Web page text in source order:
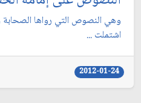
وهي النصوص التي رواها الصحابة
اشتملت ...
2012-01-24